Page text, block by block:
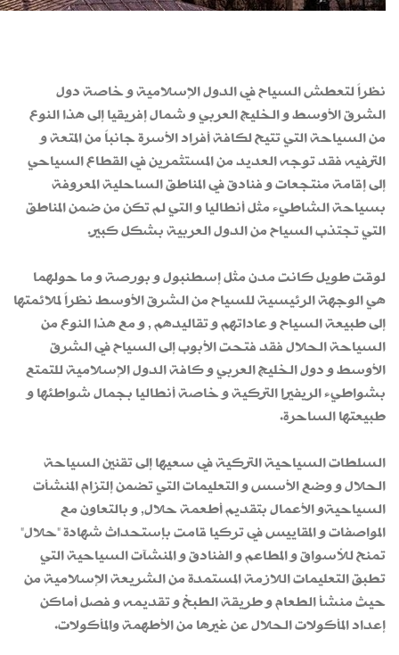
نظراً لتعطش السياح في الدول الإسلامية و خاصة دول
الشرق الأوسط و الخليج العربي و شمال إفريقيا إلى هذا النوع
من السياحة التي تتيح لكافة أفراد الأسرة جانباً من المتعة و
الترفيه فقد توجه العديد من المستثمرين في القطاع السياحي
إلى إقامة منتجعات و فنادق في المناطق الساحلية المعروفة
بسياحة الشاطيء مثل أنطاليا و التي لم تكن من ضمن المناطق
التي تجتذب السياح من الدول العربية بشكل كبير.
لوقت طويل كانت مدن مثل إسطنبول و بورصة و ما حولهما
هي الوجهة الرئيسية للسياح من الشرق الأوسط نظراً لملائمتها
إلى طبيعة السياح و عاداتهم و تقاليدهم , و مع هذا النوع من
السياحة الحلال فقد فتحت الأبوب إلى السياح في الشرق
الأوسط و دول الخليج العربي و كافة الدول الإسلامية للتمتع
بشواطيء الريفيرا التركية و خاصة أنطاليا بجمال شواطئها و
طبيعتها الساحرة.
السلطات السياحية التركية في سعيها إلى تقنين السياحة
الحلال و وضع الأسس و التعليمات التي تضمن إلتزام المنشأت
السياحيةو الأعمال بتقديم أطعمة حلال, و بالتعاون مع
المواصفات و المقاييس في تركيا قامت بإستحداث شهادة "حلال"
تمنح للأسواق و المطاعم و الفنادق و المنشآت السياحية التي
تطبق التعليمات اللازمة المستمدة من الشريعة الإسلامية من
حيث منشأ الطعام و طريقة الطبخ و تقديمه و فصل أماكن
إعداد المأكولات الحلال عن غيرها من الأطهمة والمأكولات.